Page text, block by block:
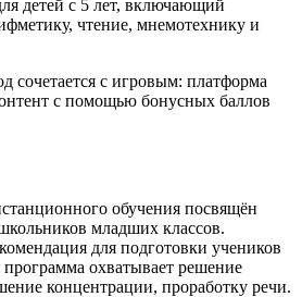
детей с 5 лет, включающий
чтение, мнемотехнику и
сочетается с игровым: платформа
с помощью бонусных баллов
обучения посвящён
младших классов.
для подготовки учеников
охватывает решение
концентрации, проработку речи.